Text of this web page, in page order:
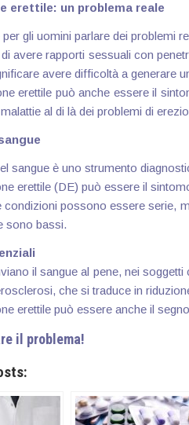
erettile: un problema reale
gli uomini parlare dei problemi
di avere rapporti sessuali con
avere difficoltà a generare
erettile può anche essere il
al di là dei problemi di
sangue è uno strumento
erettile (DE) può essere il
condizioni possono essere serie,
sono bassi.
il sangue al pene, nei
che si traduce in
erettile può essere anche il
il problema!